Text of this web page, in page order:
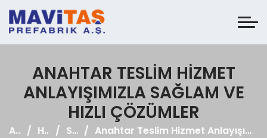
ANAHTAR TESLIM HIZMET
ANLAYIŞIMIZLA SAĞLAM VE
HIZLI ÇÖZÜMLER
Anasayfa Haberler Sosyal Medya Anahtar Teslim Hizmet Anlayışımızla Sağlam ve Hızlı Çözümler